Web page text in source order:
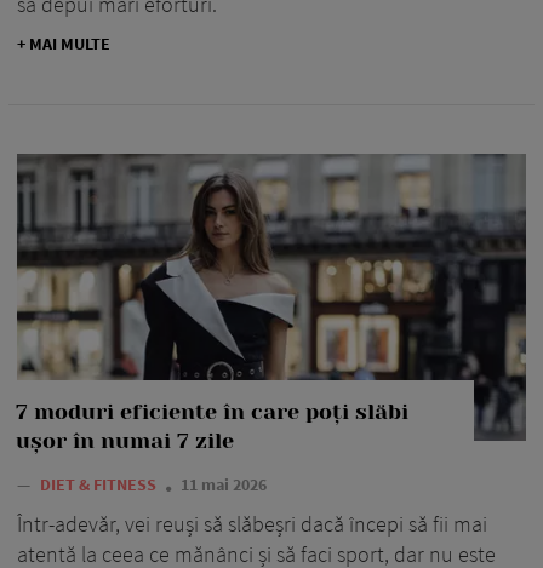
+ MAI MULTE
7 moduri eficiente în care poți slăbi
ușor în numai 7 zile
— DIET & FITNESS 11 mai 2026
Într-adevăr, vei reuși să slăbeșri dacă începi să fii mai
atentă la ceea ce mănânci și să faci sport, dar nu este